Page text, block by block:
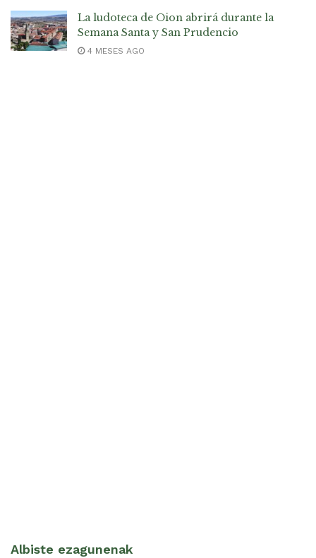
La ludoteca de Oion abrirá durante la
Semana Santa y San Prudencio
4 MESES AGO
Albiste ezagunenak